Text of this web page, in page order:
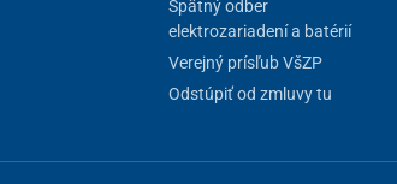
Spätný odber
elektrozariadení a batérií
Verejný prísľub VšZP
Odstúpiť od zmluvy tu